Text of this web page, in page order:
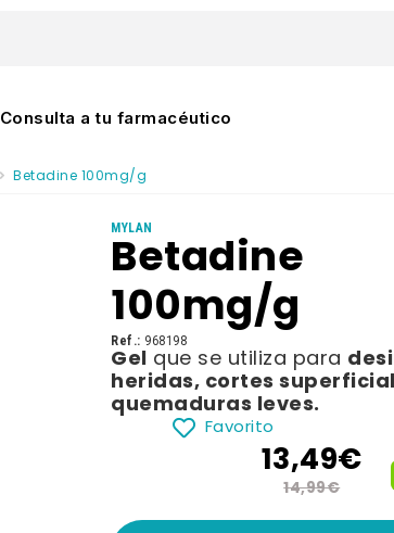
Consulta a tu farmacéutico
Betadine 100mg/g
MYLAN
Betadine
100mg/g
Ref.: 968198
Gel que se utiliza para
heridas, cortes
quemaduras leves.
Favorito
13,49€
14,99€